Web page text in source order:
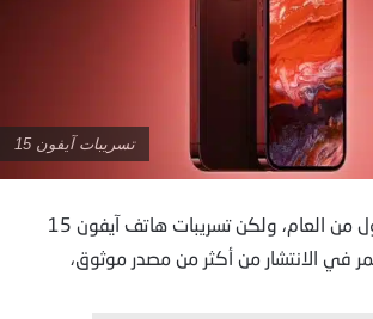
تسريبات آيفون 15
مازلنا في الربع الأول من العام، ولكن تسريبات هاتف آيفون 15